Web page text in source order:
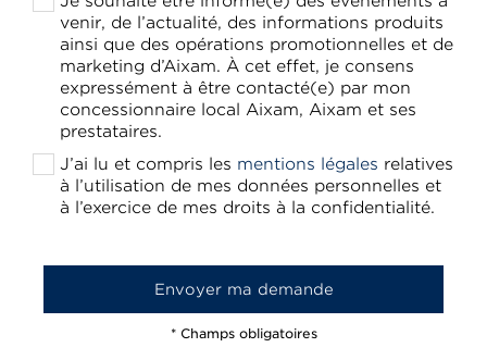
venir, de l’actualité, des informations produits
ainsi que des opérations promotionnelles et de
marketing d’Aixam. À cet effet, je consens
expressément à être contacté(e) par mon
concessionnaire local Aixam, Aixam et ses
prestataires.
J’ai lu et compris les mentions légales relatives
à l’utilisation de mes données personnelles et
à l’exercice de mes droits à la confidentialité.
* Champs obligatoires